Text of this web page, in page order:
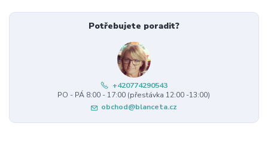
Potřebujete poradit?
+420774290543
PO - PÁ 8:00 - 17:00 (přestávka 12:00 -13:00)
obchod@blanceta.cz